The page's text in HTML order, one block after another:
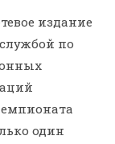
издание
по
один